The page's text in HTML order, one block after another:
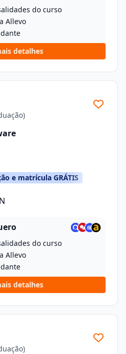
do curso
Allevo
detalhes
e matrícula GRÁTIS
do curso
Allevo
detalhes